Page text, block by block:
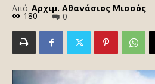
Από Αρχιμ. Αθανάσιος Μισσός -
180 0